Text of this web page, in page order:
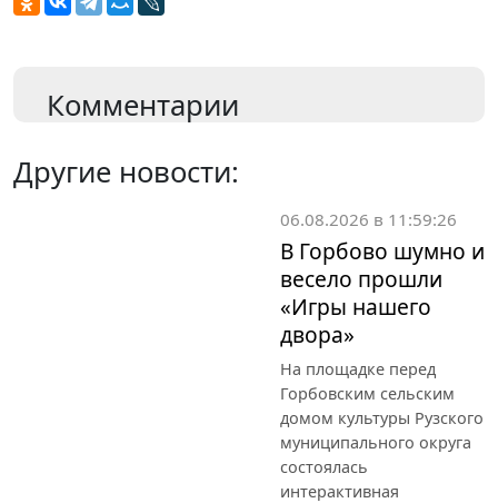
Комментарии
Другие новости:
06.08.2026 в 11:59:26
В Горбово шумно и
весело прошли
«Игры нашего
двора»
На площадке перед
Горбовским сельским
домом культуры Рузского
муниципального округа
состоялась
интерактивная